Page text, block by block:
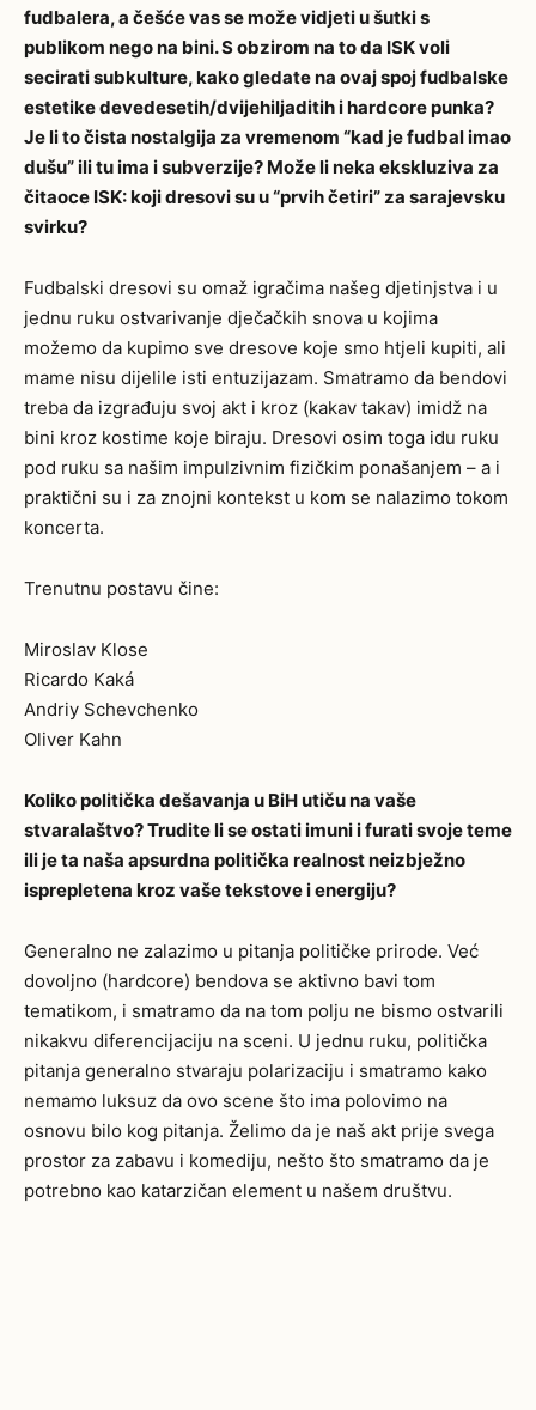
fudbalera, a češće vas se može vidjeti u šutki s
publikom nego na bini. S obzirom na to da ISK voli
secirati subkulture, kako gledate na ovaj spoj fudbalske
estetike devedesetih/dvijehiljaditih i hardcore punka?
Je li to čista nostalgija za vremenom “kad je fudbal imao
dušu” ili tu ima i subverzije? Može li neka ekskluziva za
čitaoce ISK: koji dresovi su u “prvih četiri” za sarajevsku
svirku?
Fudbalski dresovi su omaž igračima našeg djetinjstva i u
jednu ruku ostvarivanje dječačkih snova u kojima
možemo da kupimo sve dresove koje smo htjeli kupiti, ali
mame nisu dijelile isti entuzijazam. Smatramo da bendovi
treba da izgrađuju svoj akt i kroz (kakav takav) imidž na
bini kroz kostime koje biraju. Dresovi osim toga idu ruku
pod ruku sa našim impulzivnim fizičkim ponašanjem – a i
praktični su i za znojni kontekst u kom se nalazimo tokom
koncerta.
Trenutnu postavu čine:
Miroslav Klose
Ricardo Kaká
Andriy Schevchenko
Oliver Kahn
Koliko politička dešavanja u BiH utiču na vaše
stvaralaštvo? Trudite li se ostati imuni i furati svoje teme
ili je ta naša apsurdna politička realnost neizbježno
isprepletena kroz vaše tekstove i energiju?
Generalno ne zalazimo u pitanja političke prirode. Već
dovoljno (hardcore) bendova se aktivno bavi tom
tematikom, i smatramo da na tom polju ne bismo ostvarili
nikakvu diferencijaciju na sceni. U jednu ruku, politička
pitanja generalno stvaraju polarizaciju i smatramo kako
nemamo luksuz da ovo scene što ima polovimo na
osnovu bilo kog pitanja. Želimo da je naš akt prije svega
prostor za zabavu i komediju, nešto što smatramo da je
potrebno kao katarzičan element u našem društvu.